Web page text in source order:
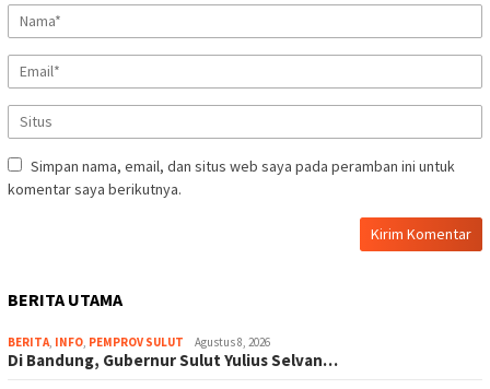
Simpan nama, email, dan situs web saya pada peramban ini untuk
komentar saya berikutnya.
BERITA UTAMA
BERITA, INFO, PEMPROV SULUT Agustus 8, 2026
Di Bandung, Gubernur Sulut Yulius Selvan…